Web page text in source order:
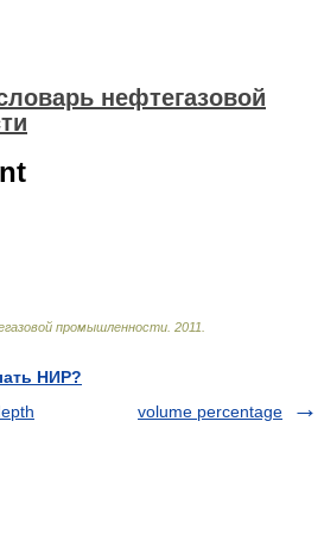
нефтегазовой
промышленности 2011
НИР?
volume percentage